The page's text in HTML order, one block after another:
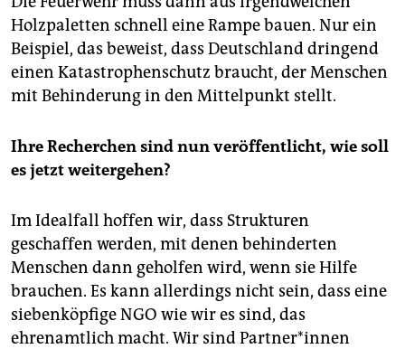
Holzpaletten schnell eine Rampe bauen. Nur ein
Beispiel, das beweist, dass Deutschland dringend
einen Katastrophenschutz braucht, der Menschen
mit Behinderung in den Mittelpunkt stellt.
Ihre Recherchen sind nun veröffentlicht, wie soll
es jetzt weitergehen?
Im Idealfall hoffen wir, dass Strukturen
geschaffen werden, mit denen behinderten
Menschen dann geholfen wird, wenn sie Hilfe
brauchen. Es kann allerdings nicht sein, dass eine
siebenköpfige NGO wie wir es sind, das
ehrenamtlich macht. Wir sind Part­ne­r*in­nen